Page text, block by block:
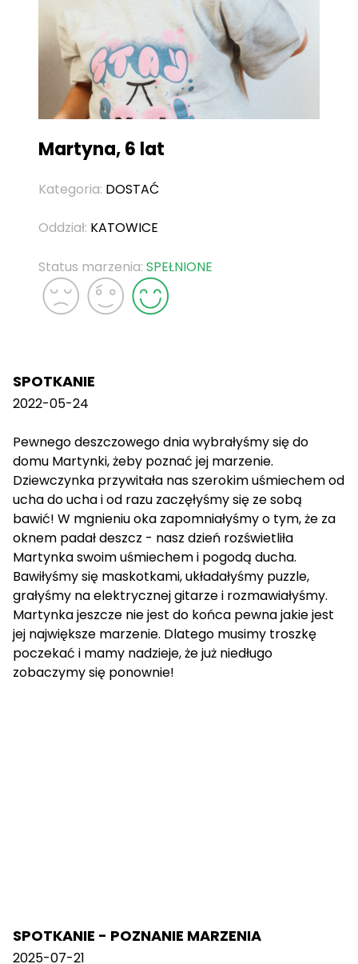
Martyna, 6 lat
Kategoria: DOSTAĆ
Oddział: KATOWICE
Status marzenia: SPEŁNIONE
SPOTKANIE
2022-05-24
Pewnego deszczowego dnia wybrałyśmy się do
domu Martynki, żeby poznać jej marzenie.
Dziewczynka przywitała nas szerokim uśmiechem od
ucha do ucha i od razu zaczęłyśmy się ze sobą
bawić! W mgnieniu oka zapomniałyśmy o tym, że za
oknem padał deszcz - nasz dzień rozświetliła
Martynka swoim uśmiechem i pogodą ducha.
Bawiłyśmy się maskotkami, układałyśmy puzzle,
grałyśmy na elektrycznej gitarze i rozmawiałyśmy.
Martynka jeszcze nie jest do końca pewna jakie jest
jej największe marzenie. Dlatego musimy troszkę
poczekać i mamy nadzieje, że już niedługo
zobaczymy się ponownie!
SPOTKANIE - POZNANIE MARZENIA
2025-07-21